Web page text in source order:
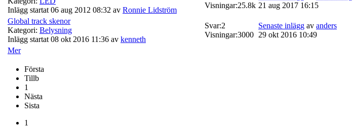
Mer
Inlägg startat 06 aug 2012 08:32 av Ronnie Lidström
Visningar:25.8k 21 aug 2017 16:15
Global track skenor
Kategori: Belysning
Inlägg startat 08 okt 2016 11:36 av kenneth
Svar:2
Visningar:3000
Senaste inlägg av anders
29 okt 2016 10:49
Första
Tillb
1
Nästa
Sista
1